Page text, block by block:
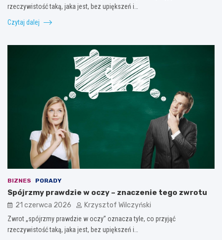
rzeczywistość taką, jaka jest, bez upiększeń i…
Czytaj dalej
BIZNES PORADY
Spójrzmy prawdzie w oczy – znaczenie tego zwrotu
21 czerwca 2026 Krzysztof Wilczyński
Zwrot „spójrzmy prawdzie w oczy” oznacza tyle, co przyjąć
rzeczywistość taką, jaka jest, bez upiększeń i…